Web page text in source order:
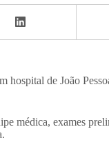
de João
médica, exames